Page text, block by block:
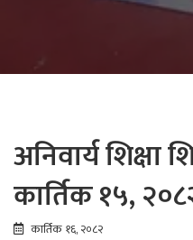
अनिवार्य शिक्षा
कार्तिक १५,
कार्तिक १६, २०८२